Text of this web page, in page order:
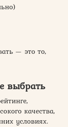
— это то,
выбрать
качества,
условиях.